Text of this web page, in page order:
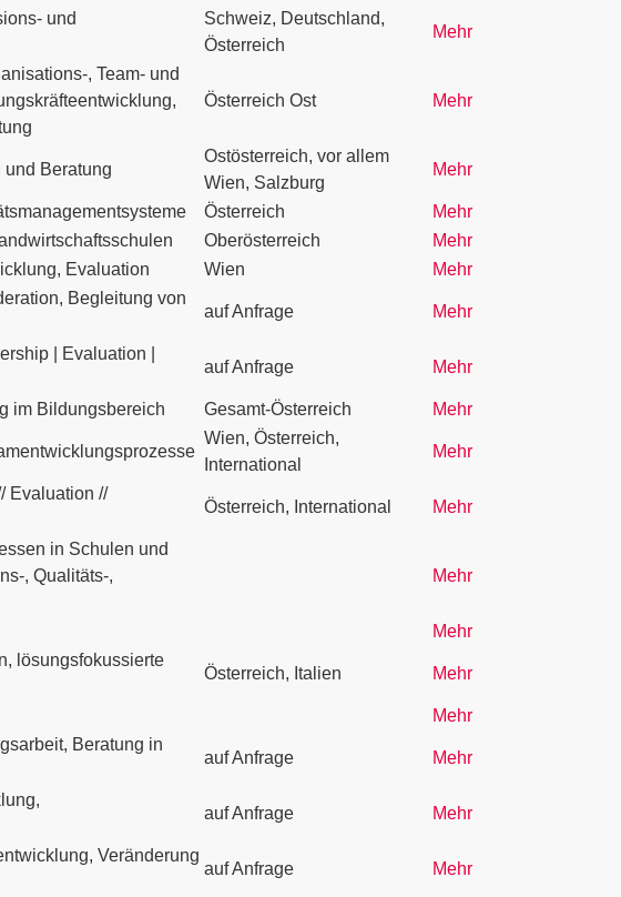
und
Schweiz, Deutschland,
Österreich
Mehr
, Team- und
Österreich Ost Mehr
Beratung
Ostösterreich, vor allem
Wien, Salzburg
Mehr
Österreich
Mehr
Oberösterreich
Mehr
Evaluation Wien Mehr
Begleitung von
auf Anfrage Mehr
| Evaluation |
auf Anfrage Mehr
im Bildungsbereich Gesamt-Österreich Mehr
Wien, Österreich,
International
Mehr
Evaluation //
Österreich, International Mehr
in Schulen und
, Qualitäts-,
Mehr
Mehr
lösungsfokussierte
Österreich, Italien Mehr
Mehr
Beratung in
auf Anfrage Mehr
auf Anfrage Mehr
Veränderung
auf Anfrage Mehr